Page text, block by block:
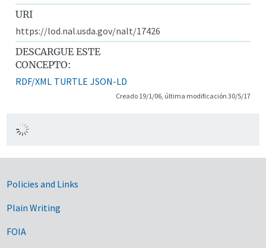
URI
https://lod.nal.usda.gov/nalt/17426
DESCARGUE ESTE
CONCEPTO:
RDF/XML TURTLE JSON-LD
Creado 19/1/06, última modificación 30/5/17
Government Links
Policies and Links
Plain Writing
FOIA